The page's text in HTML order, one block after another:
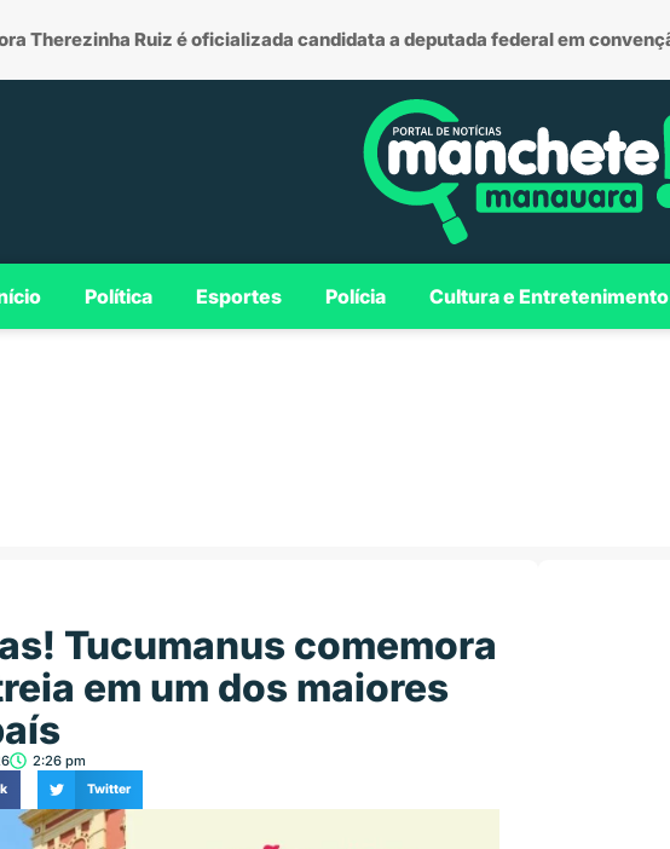
gov
Política Esportes Polícia Cultura e Entretenimento
Tucumanus comemora
em um dos maiores
2:26 pm
Twitter